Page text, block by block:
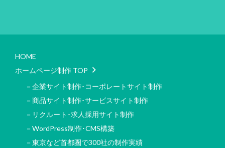
HOME
ホームページ制作 TOP
－企業サイト制作･コーポレートサイト制作
－商品サイト制作･サービスサイト制作
－リクルート･求人採用サイト制作
－WordPress制作･CMS構築
－東京など首都圏で300社の制作実績